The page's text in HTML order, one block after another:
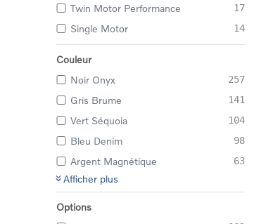
Twin Motor Performance 17
Single Motor 14
Couleur
Noir Onyx
257
Gris Brume 141
Vert Séquoia 104
Bleu Denim 98
Argent Magnétique 63
Afficher plus
Options